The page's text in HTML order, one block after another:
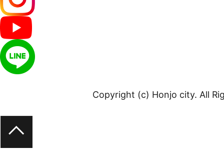
Copyright (c) Honjo city. All